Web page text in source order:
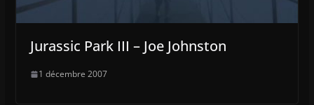
Jurassic Park III – Joe Johnston
1 décembre 2007